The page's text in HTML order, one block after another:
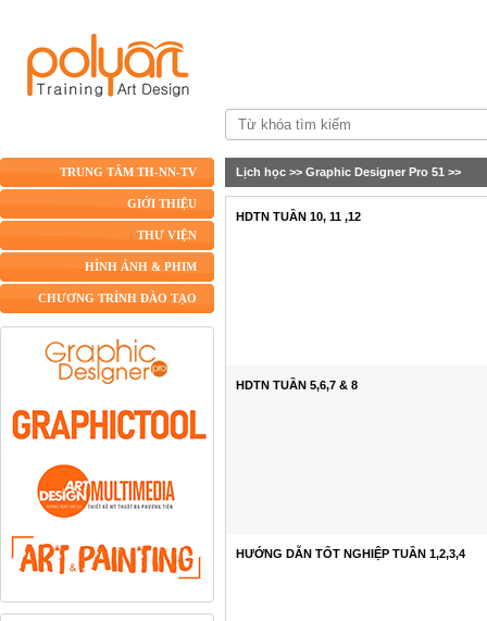
TRUNG TÂM TH-NN-TV
GIỚI THIỆU
THƯ VIỆN
HÌNH ẢNH & PHIM
CHƯƠNG TRÌNH ĐÀO TẠO
Lịch học >> Graphic Designer Pro 51 >>
HDTN TUẦN 10, 11 ,12
HDTN TUẦN 5,6,7 & 8
HƯỚNG DẪN TỐT NGHIỆP TUẦN 1,2,3,4